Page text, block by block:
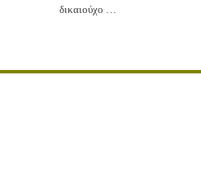
δικαιούχων
δικαιούχο …